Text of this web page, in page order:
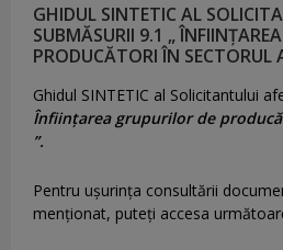
GHIDUL SINTETIC AL
SUBMĂSURII 9.1 „
PRODUCĂTORI ÎN SECTORUL
Ghidul SINTETIC al Solicitantului
Înființarea grupurilor de
”.
Pentru uşurinţa consultării
menţionat, puteţi accesa